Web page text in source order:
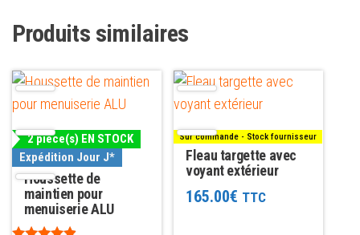
Produits similaires
2 pièce(s) EN STOCK
Expédition Jour J*
Houssette de
maintien pour
menuiserie ALU
Sur commande - Stock fournisseur
Fleau targette avec
voyant extérieur
165.00€ TTC